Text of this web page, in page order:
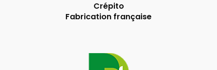
Crépito
Fabrication française